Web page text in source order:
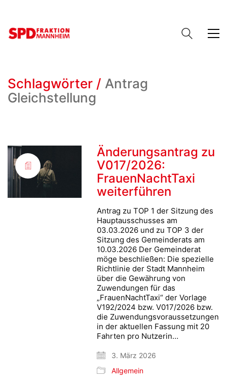
Schlagwörter / Antrag
Gleichstellung
Änderungsantrag zu
V017/2026:
FrauenNachtTaxi
weiterführen
Antrag zu TOP 1 der Sitzung des
Hauptausschusses am
03.03.2026 und zu TOP 3 der
Sitzung des Gemeinderats am
10.03.2026 Der Gemeinderat
möge beschließen: Die spezielle
Richtlinie der Stadt Mannheim
über die Gewährung von
Zuwendungen für das
„FrauenNachtTaxi“ der Vorlage
V192/2024 bzw. V017/2026 bzw.
die Zuwendungsvoraussetzungen
in der aktuellen Fassung mit 20
Fahrten pro Nutzerin…
3. März 2026
Allgemein